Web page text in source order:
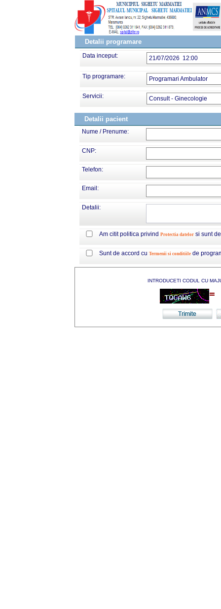
Detalii programare
Data inceput: 21/07/2026 12:00
Tip programare: Programari Ambulator
Servicii: Consult - Ginecologie
Detalii pacient
Nume / Prenume:
CNP:
Telefon:
Email:
Detalii:
Am citit politica privind Protectia datelor si sunt
Sunt de accord cu Termenii si conditiile de
INTRODUCETI CODUL CU
=